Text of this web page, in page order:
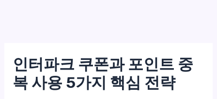
인터파크 쿠폰과 포인트 중
복 사용 5가지 핵심 전략